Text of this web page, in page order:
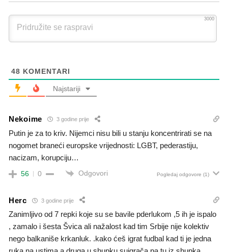
3000
48 KOMENTARI
Najstariji
Nekoime 3 godine prije
Putin je za to kriv. Nijemci nisu bili u stanju koncentrirati se na
nogomet braneći europske vrijednosti: LGBT, pederastiju,
nacizam, korupciju…
56 0 Odgovori Pogledaj odgovore (1)
Herc 3 godine prije
Zanimljivo od 7 repki koje su se bavile pderlukom ,5 ih je ispalo
, zamalo i šesta Švica ali nažalost kad tim Srbije nije kolektiv
nego balkaniše krkanluk. .kako ćeš igrat fudbal kad ti je jedna